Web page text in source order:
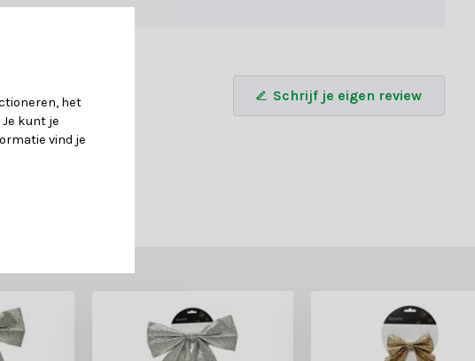
Schrijf je eigen review
het
kunt je
vind je